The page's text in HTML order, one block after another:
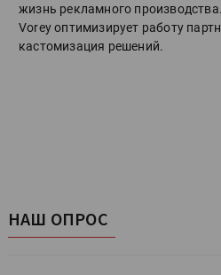
жизнь рекламного
Vorey оптимизирует работу
кастомизация решений.
НАШ ОПРОС